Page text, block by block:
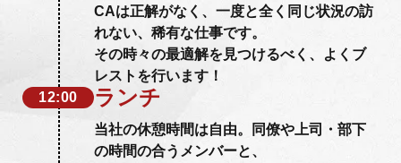
CAは正解がなく、一度と全く同じ状況の訪
れない、稀有な仕事です。
その時々の最適解を見つけるべく、よくブ
レストを行います！
12:00
ランチ
当社の休憩時間は自由。同僚や上司・部下
の時間の合うメンバーと、